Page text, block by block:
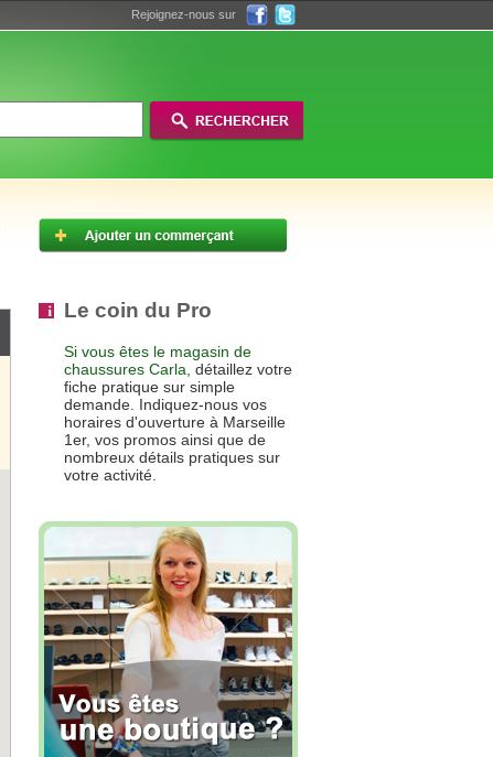
Rejoignez-nous sur
Le coin du Pro
Si vous êtes le magasin de
chaussures Carla, détaillez votre
fiche pratique sur simple
demande. Indiquez-nous vos
horaires d'ouverture à Marseille
1er, vos promos ainsi que de
nombreux détails pratiques sur
votre activité.